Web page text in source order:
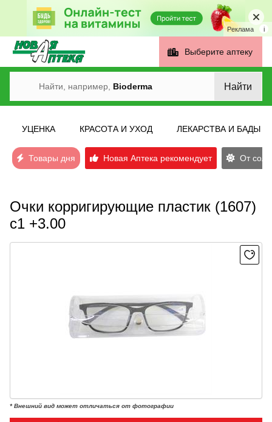
Реклама i
Выберите аптеку
Найти, например, Bioderma Найти
УЦЕНКА КРАСОТА И УХОД ЛЕКАРСТВА И БАДЫ
Товары дня Новая Аптека рекомендует От
Очки корригирующие пластик (1607)
с1 +3.00
* Внешний вид может отличаться от фотографии